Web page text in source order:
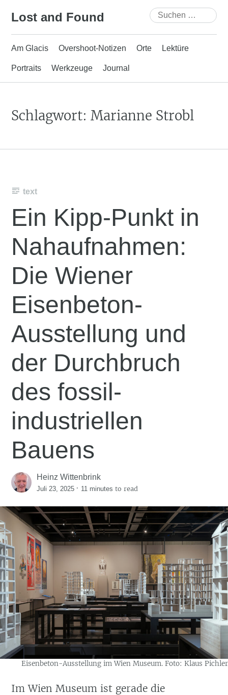
Lost and Found
Suchen
nach:
Am Glacis Overshoot-Notizen Orte Lektüre
Portraits Werkzeuge Journal
Schlagwort:Marianne Strobl
text
Ein Kipp-Punkt in
Nahaufnahmen:
Die Wiener
Eisenbeton-
Ausstellung und
der Durchbruch
des fossil-
industriellen
Bauens
Heinz Wittenbrink
Juli 23, 2025 · 11 minutes to read
Eisenbeton-Ausstellung im Wien Museum. Foto: Klaus Pichler
Im Wien Museum ist gerade die